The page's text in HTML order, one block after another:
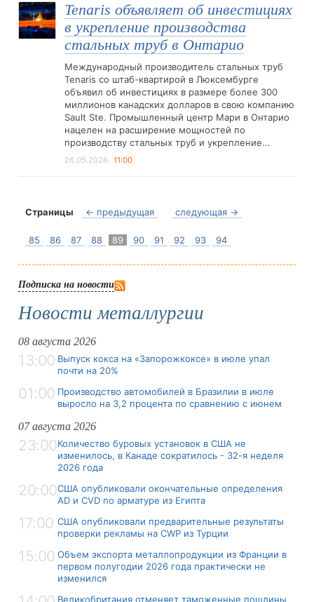
Tenaris объявляет об инвестициях
в укрепление производства
стальных труб в Онтарио
Международный производитель стальных труб
Tenaris со штаб-квартирой в Люксембурге
объявил об инвестициях в размере более 300
миллионов канадских долларов в свою компанию
Sault Ste. Промышленный центр Мари в Онтарио
нацелен на расширение мощностей по
производству стальных труб и укрепление…
26.05.2026 11:00
Страницы ← предыдущая следующая →
85 86 87 88 89 90 91 92 93 94
Подписка на новости
Новости металлургии
08 августа 2026
13:00 Выпуск кокса на «Запорожкоксе» в июле упал
почти на 20%
01:00 Производство автомобилей в Бразилии в июле
выросло на 3,2 процента по сравнению с июнем
07 августа 2026
23:00Количество буровых установок в США не
изменилось, в Канаде сократилось - 32-я неделя
2026 года
20:00США опубликовали окончательные определения
AD и CVD по арматуре из Египта
17:00 США опубликовали предварительные результаты
проверки рекламы на CWP из Турции
15:00 Объем экспорта металлопродукции из Франции в
первом полугодии 2026 года практически не
изменился
Великобритания отменяет таможенные пошлины